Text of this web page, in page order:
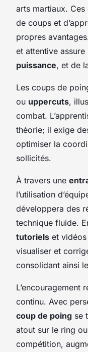
arts martiaux.
de coups et
propres
et attentive
puissance, et de
Les coups de
ou uppercuts,
combat.
théorie; il exige
optimiser la
sollicités.
À travers une
l’utilisation
développera des
technique fluide.
tutoriels et
visualiser et
consolidant ainsi
L’encouragement
continu. Avec
coup de poing se
atout sur le ring
compétition,